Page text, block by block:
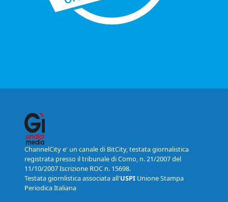
ChannelCity e' un canale di BitCity, testata giornalistica
registrata presso il tribunale di Como, n. 21/2007 del
11/10/2007 Iscrizione ROC n. 15698.
Testata giornlistica associata all'USPI Unione Stampa
Periodica Italiana